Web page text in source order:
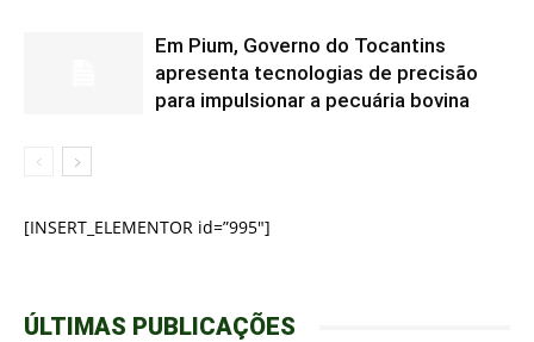
Em Pium, Governo do Tocantins
apresenta tecnologias de precisão
para impulsionar a pecuária bovina
[INSERT_ELEMENTOR id=”995″]
ÚLTIMAS PUBLICAÇÕES